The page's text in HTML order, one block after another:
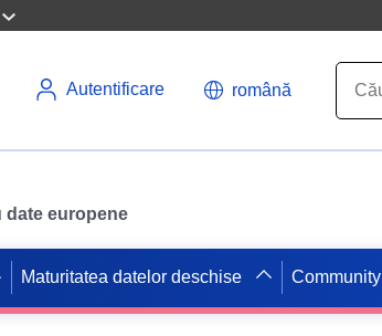
Autentificare română
date europene
Maturitatea datelor deschise Community